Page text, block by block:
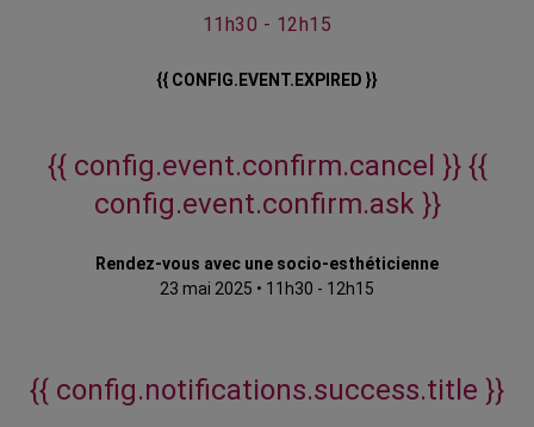
11h30 - 12h15
{{ CONFIG.EVENT.EXPIRED }}
{{ config.event.confirm.cancel }} {{
config.event.confirm.ask }}
Rendez-vous avec une socio-esthéticienne
23 mai 2025 • 11h30 - 12h15
{{ config.notifications.success.title }}